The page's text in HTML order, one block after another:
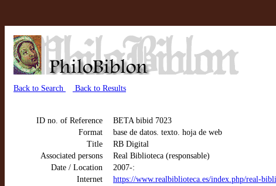
Back to Search Back to Results
ID no. of Reference
BETA bibid 7023
Format
base de datos. texto. hoja de web
Title
RB Digital
Associated persons
Real Biblioteca (responsable)
Date / Location
2007-:
Internet
https://www.realbiblioteca.es/index.php/real-